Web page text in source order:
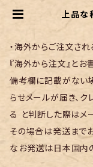
上品
・海外からご注文さ
『海外から注文』とお
備考欄に記載がない
らせメールが届き、
る と判断した際はメ
その場合は発送まで
なお発送は日本国内